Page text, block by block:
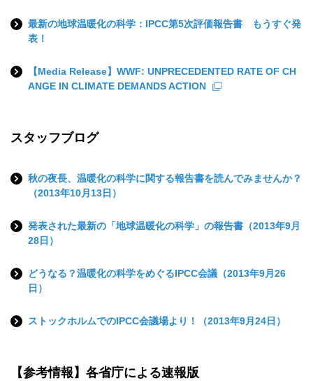
最新の地球温暖化の科学：IPCC第5次評価報告書 もうすぐ発
表！
【Media Release】WWF: UNPRECEDENTED RATE OF CH
ANGE IN CLIMATE DEMANDS ACTION
スタッフブログ
秋の夜長、温暖化の科学に関する報告書を読んでみませんか？
（2013年10月13日）
発表された最新の「地球温暖化の科学」の報告書（2013年9月
28日）
どうなる？温暖化の科学をめぐるIPCC会議（2013年9月26
日）
ストックホルムでのIPCC会議場より！（2013年9月24日）
【参考情報】各省庁による速報版